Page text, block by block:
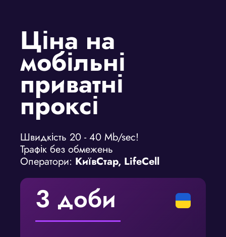
Ціна на
мобільні
приватні
проксі
Швидкість 20 - 40 Mb/sec!
Трафік без обмежень
Оператори: КиївСтар, LifeCell
3 доби